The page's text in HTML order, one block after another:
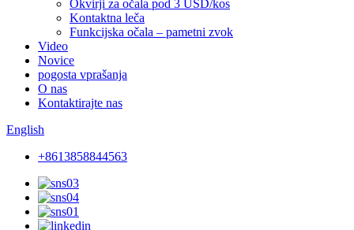
Okvirji za očala pod 3 USD/kos
Kontaktna leča
Funkcijska očala – pametni zvok
Video
Novice
pogosta vprašanja
O nas
Kontaktirajte nas
English
+8613858844563